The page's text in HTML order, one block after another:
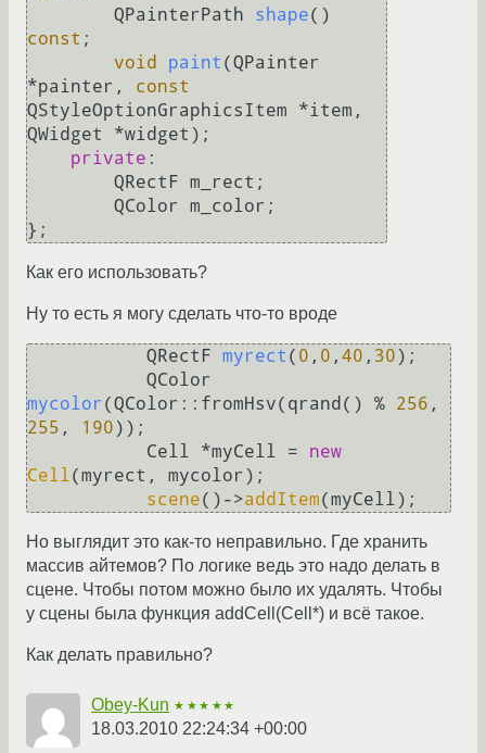
QPainterPath shape()
const ;
void
paint (QPainter
*painter, const
QStyleOptionGraphicsItem *item,
QWidget *widget) ;
private :
Как его использовать?
Ну то есть я могу сделать что-то вроде
QRectF myrect ( 0 , 0 , 40 , 30) ;
mycolor (QColor::fromHsv(qrand() % 256
255 , 190)) ;
           Cell *myCell =
new
Cell(myrect, mycolor);
scene()->addItem
Но выглядит это как-то неправильно. Где хранить
массив айтемов? По логике ведь это надо делать в
сцене. Чтобы потом можно было их удалять. Чтобы
у сцены была функция addCell(Cell*) и всё такое.
Как делать правильно?
Obey-Kun ★★★★★
18.03.2010 22:24:34 +00:00